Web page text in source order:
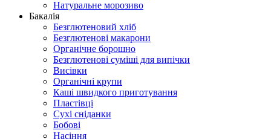
Натуральне морозиво
Бакалія
Безглютеновий хліб
Безглютенові макарони
Органічне борошно
Безглютенові суміші для випічки
Висівки
Органічні крупи
Каші швидкого приготування
Пластівці
Сухі сніданки
Бобові
Насіння